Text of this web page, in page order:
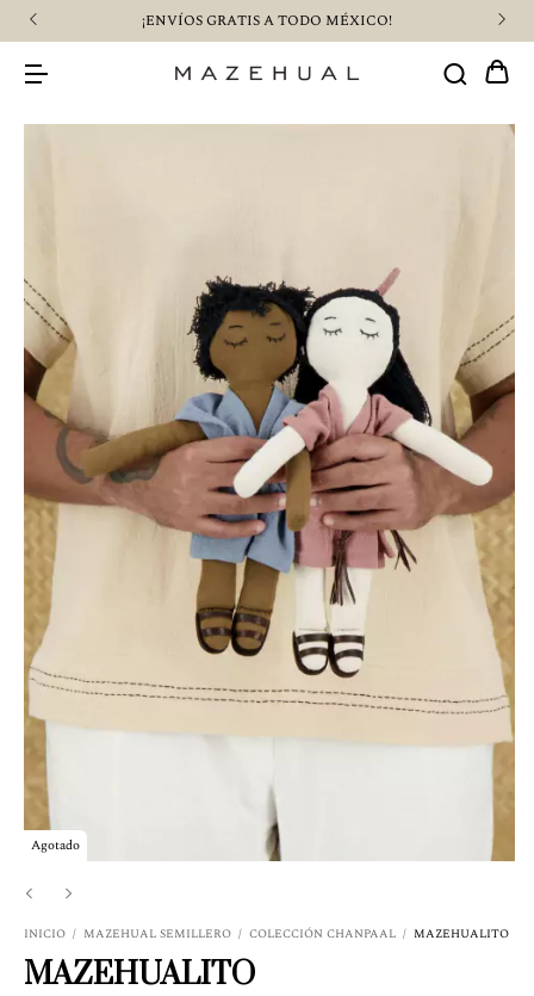
¡ENVÍOS GRATIS A TODO MÉXICO!
Agotado
INICIO / MAZEHUAL SEMILLERO / COLECCIÓN CHANPAAL / MAZEHUALITO
MAZEHUALITO